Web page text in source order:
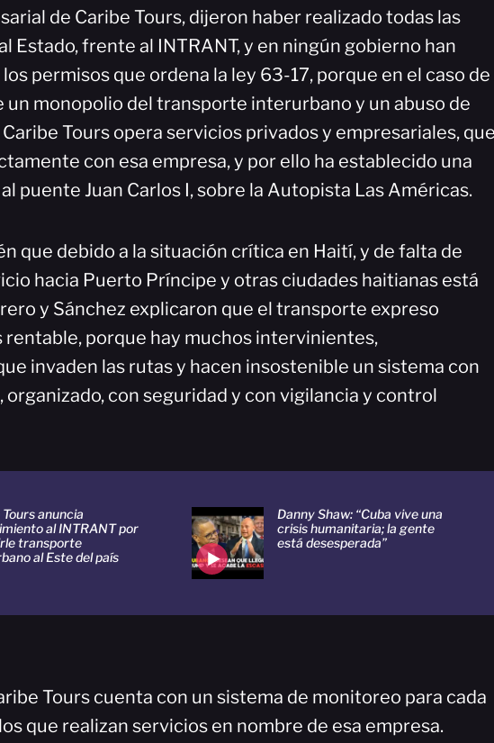
de Caribe Tours, dijeron haber realizado todas las
Estado, frente al INTRANT, y en ningún gobierno han
permisos que ordena la ley 63-17, porque en el caso de
un monopolio del transporte interurbano y un abuso de
Caribe Tours opera servicios privados y empresariales, que
con esa empresa, y por ello ha establecido una
puente Juan Carlos I, sobre la Autopista Las Américas.
que debido a la situación crítica en Haití, y de falta de
hacia Puerto Príncipe y otras ciudades haitianas está
y Sánchez explicaron que el transporte expreso
rentable, porque hay muchos intervinientes,
invaden las rutas y hacen insostenible un sistema con
organizado, con seguridad y con vigilancia y control
anuncia
al INTRANT por
transporte
al Este del país
Danny Shaw: “Cuba vive una
crisis humanitaria; la gente
está desesperada”
Tours cuenta con un sistema de monitoreo para cada
que realizan servicios en nombre de esa empresa.